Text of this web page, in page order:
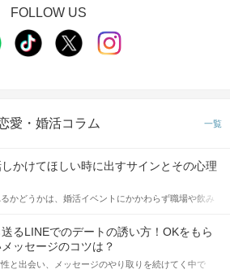
FOLLOW US
愛・婚活コラム 一覧
かけてほしい時に出すサインとその心理
かどうかは、婚活イベントにかかわらず職場や飲み
できるかにも左右されます。 これから恋人作りを本
うとしている方は、女性が異性を求めて出すサイン
理解し、正しい行動に移せるかどうかが重要。 この
性が話しかけて欲しい時に出すサインとその心理を
るLINEでのデートの誘い方！OKをもら
ッセージのコツは？
と出会い、メッセージのやり取りを続けてく中で